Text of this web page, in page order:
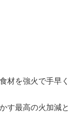
材を強火で手早く
す最高の火加減と